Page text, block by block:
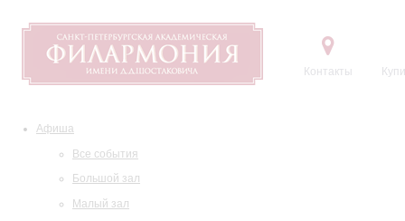
Контакты
Афиша
Все события
Большой зал
Малый зал